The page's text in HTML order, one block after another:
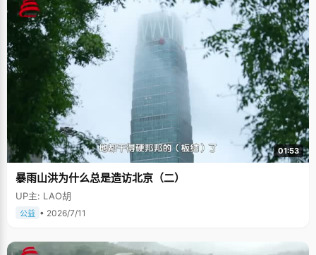
01:53
暴雨山洪为什么总是造访北京（二）
UP主: LAO胡
公益 • 2026/7/11